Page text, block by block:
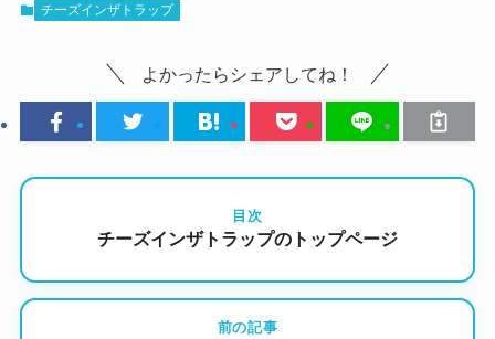
チーズインザトラップ
よかったらシェアしてね！
目次
チーズインザトラップのトップページ
前の記事